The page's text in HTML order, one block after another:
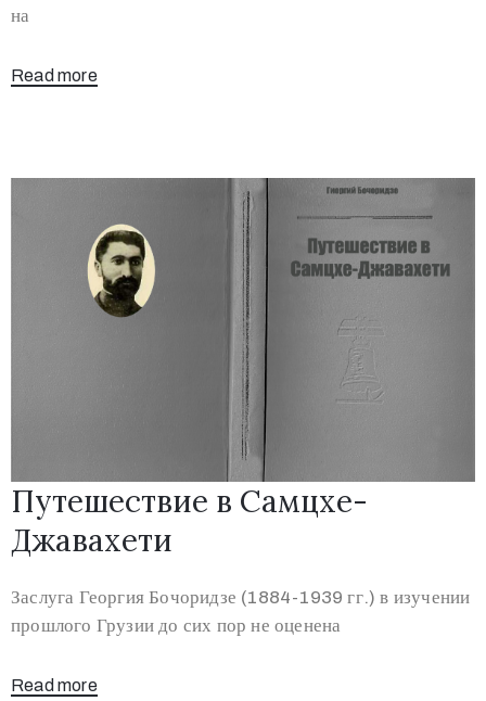
на
Read more
Путешествие в Самцхе-
Джавахети
Заслуга Георгия Бочоридзе (1884-1939 гг.) в изучении
прошлого Грузии до сих пор не оценена
Read more